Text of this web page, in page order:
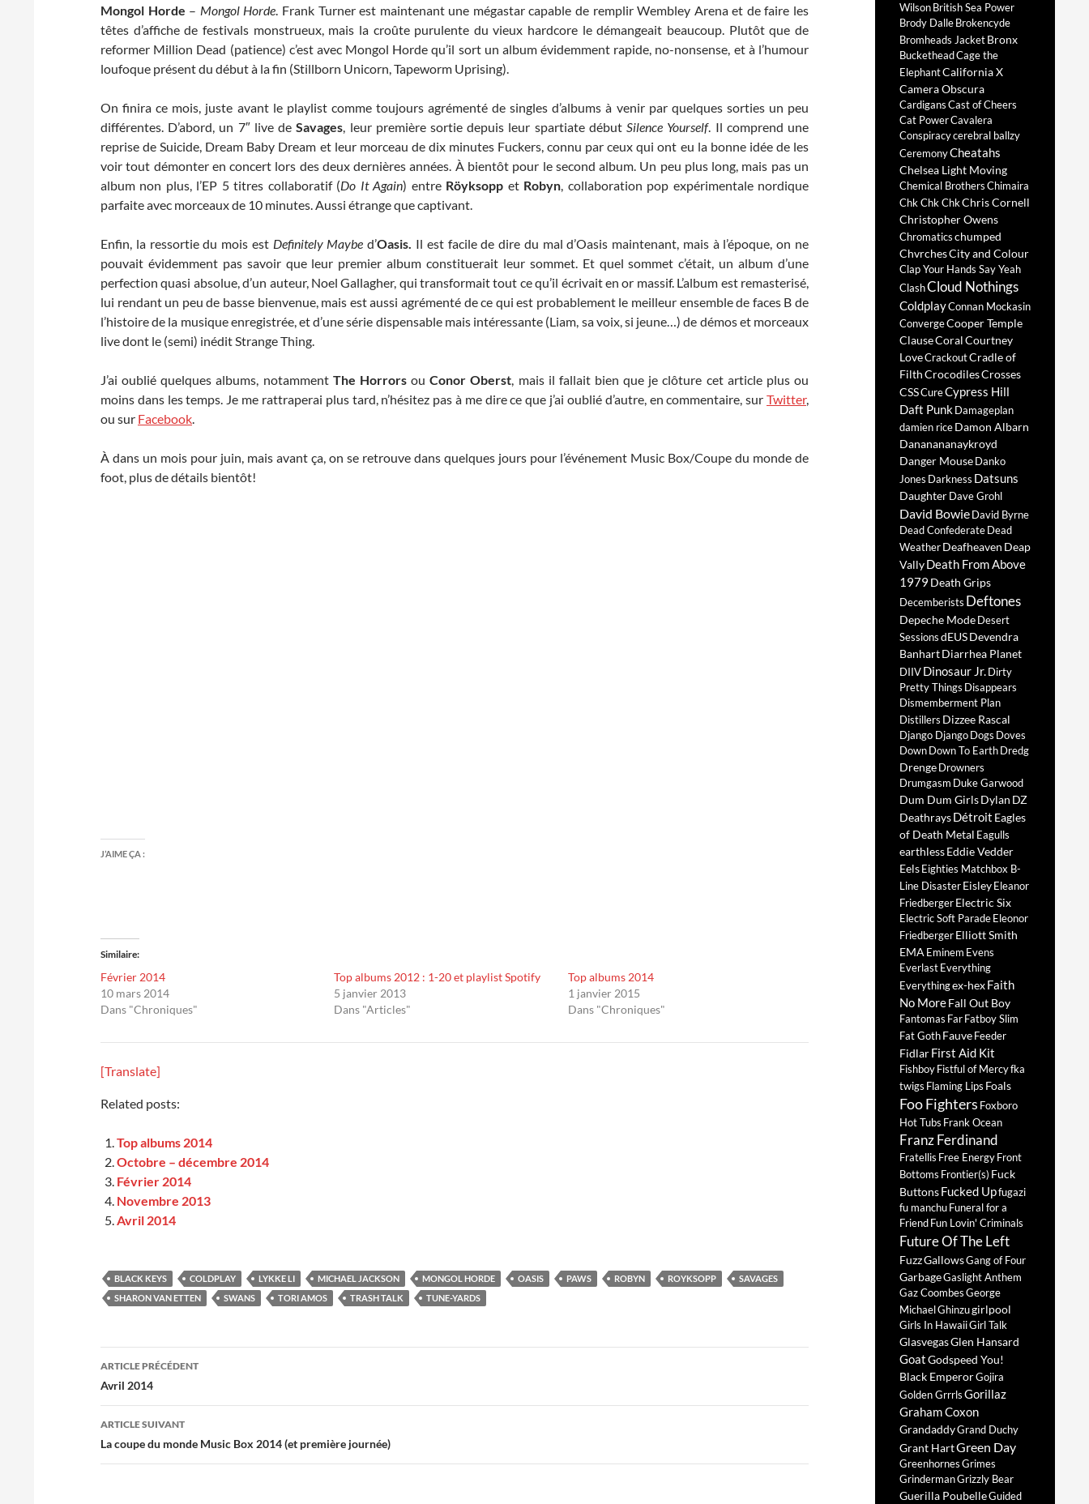
Mongol Horde – Mongol Horde. Frank Turner est maintenant une mégastar capable de remplir Wembley Arena et de faire les
têtes d’affiche de festivals monstrueux, mais la croûte purulente du vieux hardcore le démangeait beaucoup. Plutôt que de
reformer Million Dead (patience) c’est avec Mongol Horde qu’il sort un album évidemment rapide, no-nonsense, et à l’humour
loufoque présent du début à la fin (Stillborn Unicorn, Tapeworm Uprising).
On finira ce mois, juste avant le playlist comme toujours agrémenté de singles d’albums à venir par quelques sorties un peu
différentes. D’abord, un 7″ live deSavages, leur première sortie depuis leur spartiate débutSilence Yourself. Il comprend une
reprise de Suicide, Dream Baby Dream et leur morceau de dix minutes Fuckers, connu par ceux qui ont eu la bonne idée de les
voir tout démonter en concert lors des deux dernières années. À bientôt pour le second album. Un peu plus long, mais pas un
album non plus, l’EP 5 titres collaboratif (Do It Again) entre Röyksopp et Robyn, collaboration pop expérimentale nordique
parfaite avec morceaux de 10 minutes. Aussi étrange que captivant.
Enfin, la ressortie du mois est Definitely Maybe d’Oasis. Il est facile de dire du mal d’Oasis maintenant, mais à l’époque, on ne
pouvait évidemment pas savoir que leur premier album constituerait leur sommet. Et quel sommet c’était, un album d’une
perfection quasi absolue, d’un auteur, Noel Gallagher, qui transformait tout ce qu’il écrivait en or massif. L’album est remasterisé,
lui rendant un peu de basse bienvenue, mais est aussi agrémenté de ce qui est probablement le meilleur ensemble de faces B de
l’histoire de la musique enregistrée, et d’une série dispensable mais intéressante (Liam, sa voix, si jeune…) de démos et morceaux
live dont le (semi) inédit Strange Thing.
J’ai oublié quelques albums, notamment The HorrorsouConor Oberst, mais il fallait bien que je clôture cet article plus ou
moins dans les temps. Je me rattraperai plus tard, n’hésitez pas à me dire ce que j’ai oublié d’autre, en commentaire, sur Twitter,
ou sur Facebook.
À dans un mois pour juin, mais avant ça, on se retrouve dans quelques jours pour l’événement Music Box/Coupe du monde de
foot, plus de détails bientôt!
J’AIME ÇA :
Similaire
Février 2014
10 mars 2014
Dans "Chroniques"
Top albums 2012 : 1-20 et playlist Spotify
5 janvier 2013
Dans "Articles"
Top albums 2014
1 janvier 2015
Dans "Chroniques"
[Translate]
Related posts:
Top albums 2014
Octobre – décembre 2014
Février 2014
Novembre 2013
Avril 2014
BLACK KEYS COLDPLAY LYKKE LI MICHAEL JACKSON MONGOL HORDE OASIS PAWS ROBYN ROYKSOPP
SAVAGES
SHARON VAN ETTEN
SWANS TORI AMOS TRASH TALK TUNE-YARDS
Navigation
des
articles
ARTICLE PRÉCÉDENT
Avril 2014
ARTICLE SUIVANT
La coupe du monde Music Box 2014 (et première journée)
WilsonBritish Sea Power
Brody DalleBrokencyde
Bromheads JacketBronx
BucketheadCage the
ElephantCalifornia X
Camera Obscura
CardigansCast of Cheers
Cat PowerCavalera
Conspiracycerebral ballzy
CeremonyCheatahs
Chelsea Light Moving
Chemical BrothersChimaira
Chk Chk ChkChris Cornell
Christopher Owens
Chromaticschumped
ChvrchesCity and Colour
Clap Your Hands Say Yeah
ClashCloud Nothings
ColdplayConnan Mockasin
ConvergeCooper Temple
ClauseCoralCourtney
LoveCrackoutCradle of
FilthCrocodilesCrosses
CSSCureCypress Hill
Daft PunkDamageplan
damien riceDamon Albarn
Dananananaykroyd
Danger MouseDanko
Jones Darkness Datsuns
DaughterDave Grohl
David BowieDavid Byrne
Dead ConfederateDead
WeatherDeafheaven Deap
VallyDeath From Above
1979 Death Grips
Decemberists Deftones
Depeche ModeDesert
SessionsdEUSDevendra
BanhartDiarrhea Planet
DIIVDinosaur Jr.Dirty
Pretty Things Disappears
Dismemberment Plan
Distillers Dizzee Rascal
Django DjangoDogs Doves
DownDown To EarthDredg
DrengeDrowners
Drumgasm Duke Garwood
Dum Dum GirlsDylan DZ
DeathraysDétroit Eagles
of Death Metal Eagulls
earthlessEddie Vedder
EelsEighties Matchbox B-
Line DisasterEisleyEleanor
FriedbergerElectric Six
Electric Soft ParadeEleonor
FriedbergerElliott Smith
EMA Eminem Evens
EverlastEverything
Everythingex-hexFaith
No MoreFall Out Boy
Fantomas FarFatboy Slim
Fat GothFauveFeeder
FidlarFirst Aid Kit
FishboyFistful of Mercyfka
twigs Flaming Lips Foals
Foo Fighters Foxboro
Hot Tubs Frank Ocean
Franz Ferdinand
Fratellis Free EnergyFront
Bottoms Frontier(s) Fuck
ButtonsFucked Upfugazi
fu manchuFuneral for a
FriendFun Lovin' Criminals
Future Of The Left
FuzzGallowsGang of Four
GarbageGaslight Anthem
Gaz CoombesGeorge
MichaelGhinzugirlpool
Girls In HawaiiGirl Talk
GlasvegasGlen Hansard
GoatGodspeed You!
Black EmperorGojira
Golden GrrrlsGorillaz
Graham Coxon
GrandaddyGrand Duchy
Grant HartGreen Day
GreenhornesGrimes
GrindermanGrizzly Bear
Guerilla PoubelleGuided